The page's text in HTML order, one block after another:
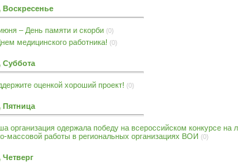
Воскресенье
– День памяти и скорби (0)
медицинского работника! (0)
Суббота
оценкой хороший проект! (0)
Пятница
организация одержала победу на всероссийском конкурсе на
массовой работы в региональных организациях ВОИ (0)